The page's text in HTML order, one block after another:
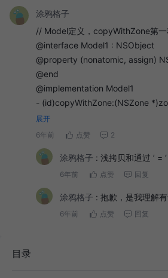
// 可发现前两项地址不同，即完成
同，这代表容器内部的元素并没有
2016-10-21 11:32:27.157
0x6000000030d0
2016-10-21 11:32:27.157
0x600000242e50
2016-10-21 11:32:27.157
0x10dd811b0
2016-10-21 11:32:27.157
0x10dd811b0
第一个和第二个log输出的应该是定
第三个和第四个log输出的是@"1"
涂鸦格子
// Model定义，copyWithZone第一
@interface Model1 : NSObject
@property (nonatomic, assign)
@end
@implementation Model1
- (id)copyWithZone:(NSZone
return self;
}
// 对应上述一，可见实现了浅copy
2016-10-21 11:12:03.149
0x60000000c9d0
2016-10-21 11:12:03.149
0x60000000c9d0
例；也就等同于没实现copy的作用
展开
6年前
点赞 2
涂鸦格子 : 浅拷贝和通过 ’ =
6年前 点赞 回复
涂鸦格子 : 抱歉，是我理解
6年前 点赞 回复
目录
一、从面向对象到Objective-C概览copy
1、面向对象：
2、OC:
二、Objective-C中copy相关
1、OC中的copy相关内容
2、这里需要注意的有以下几点
三、非容器对象的深浅copy
1、首先说说深浅copy
2、框架类的深浅copy
3、自定义类的深浅copy
四、容器对象的深浅copy
2、单层深copy